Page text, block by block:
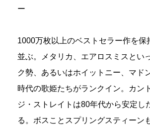
ー
1000万枚以上のベストセラー作を保
並ぶ。メタリカ、エアロスミスとい
ク勢、あるいはホイットニー、マド
時代の歌姫たちがランクイン。カン
ジ・ストレイトは80年代から安定し
る。ボスことスプリングスティーン